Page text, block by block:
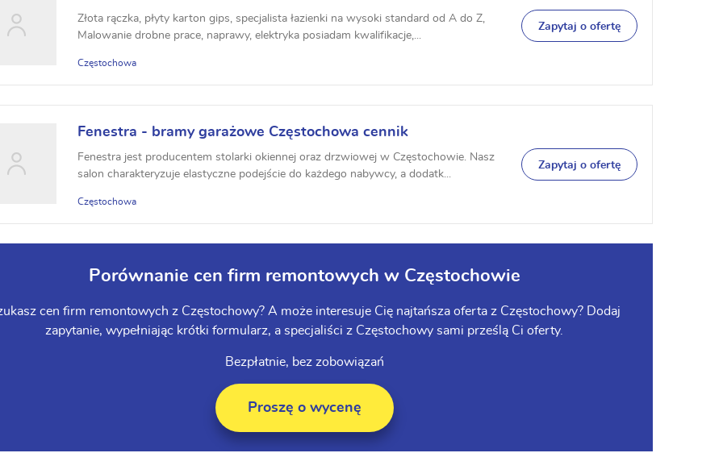
Złota rączka, płyty karton gips, specjalista łazienki na wysoki standard od A do Z,
Malowanie drobne prace, naprawy, elektryka posiadam kwalifikacje,...
Częstochowa
Zapytaj o ofertę
Fenestra - bramy garażowe Częstochowa cennik
Fenestra jest producentem stolarki okiennej oraz drzwiowej w Częstochowie. Nasz
salon charakteryzuje elastyczne podejście do każdego nabywcy, a dodatk...
Częstochowa
Zapytaj o ofertę
Porównanie cen firm remontowych w Częstochowie
cen firm remontowych z Częstochowy? A może interesuje Cię najtańsza oferta z Częstochowy? Dodaj
zapytanie, wypełniając krótki formularz, a specjaliści z Częstochowy sami prześlą Ci oferty.
Bezpłatnie, bez zobowiązań
Proszę o wycenę